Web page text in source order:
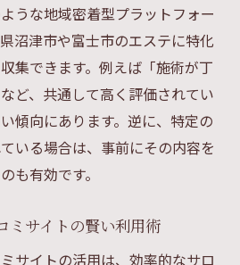
うな地域密着型プラットフォー
沼津市や富士市のエステに特化
集できます。例えば「施術が丁
ど、共通して高く評価されてい
傾向にあります。逆に、特定の
いる場合は、事前にその内容を
も有効です。
ミサイトの賢い利用術
サイトの活用は、効率的なサロ